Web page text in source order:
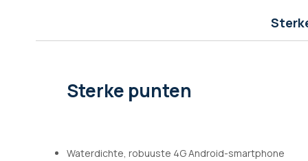
Sterke punten
Waterdichte, robuuste 4G Android-smartphone